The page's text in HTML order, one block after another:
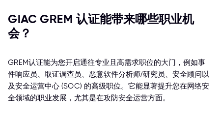
GIAC GREM 认证能带来哪些职业机
会？
GREM认证能为您开启通往专业且高需求职位的大门，例如事
件响应员、取证调查员、恶意软件分析师/研究员、安全顾问以
及安全运营中心 (SOC) 的高级职位。它能显著提升您在网络安
全领域的职业发展，尤其是在攻防安全运营方面。